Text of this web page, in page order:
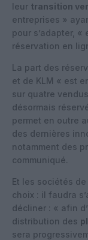
leur transition
entreprises »
pour s’adapter,
réservation en
La part des
et de KLM « est
sur quatre
désormais
permet en outre
des dernières
notamment des
communiqué.
Et les sociétés
choix : il faudra
décliner : « afin
distribution des
sera